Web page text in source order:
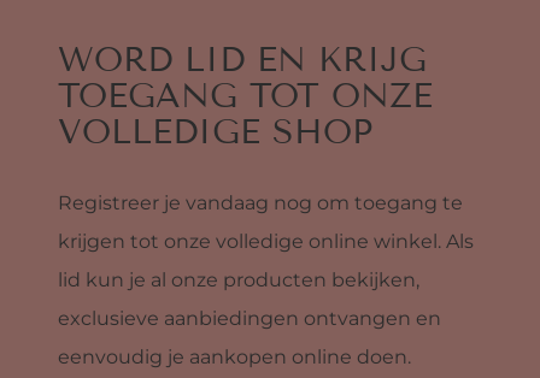
WORD LID EN KRIJG
TOEGANG TOT ONZE
VOLLEDIGE SHOP
Registreer je vandaag nog om toegang te
krijgen tot onze volledige online winkel. Als
lid kun je al onze producten bekijken,
exclusieve aanbiedingen ontvangen en
eenvoudig je aankopen online doen.